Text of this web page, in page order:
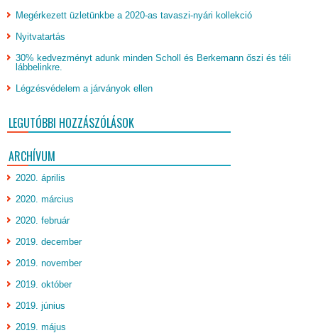
Megérkezett üzletünkbe a 2020-as tavaszi-nyári kollekció
Nyitvatartás
30% kedvezményt adunk minden Scholl és Berkemann őszi és téli
lábbelinkre.
Légzésvédelem a járványok ellen
LEGUTÓBBI HOZZÁSZÓLÁSOK
ARCHÍVUM
2020. április
2020. március
2020. február
2019. december
2019. november
2019. október
2019. június
2019. május